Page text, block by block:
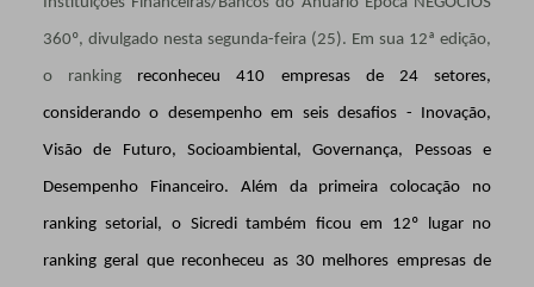
360º, divulgado nesta segunda-feira (25). Em sua 12ª edição,
o ranking reconheceu 410 empresas de 24 setores,
considerando o desempenho em seis desafios - Inovação,
Visão de Futuro, Socioambiental, Governança, Pessoas e
Desempenho Financeiro. Além da primeira colocação no
ranking setorial, o Sicredi também ficou em 12º lugar no
ranking geral que reconheceu as 30 melhores empresas de